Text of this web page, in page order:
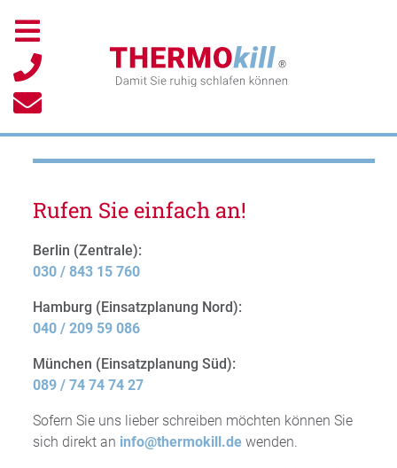
Rufen Sie einfach an!
Berlin (Zentrale):
030 / 843 15 760
Hamburg (Einsatzplanung Nord):
040 / 209 59 086
München (Einsatzplanung Süd):
089 / 74 74 74 27
Sofern Sie uns lieber schreiben möchten können Sie
sich direkt an info@thermokill.de wenden.